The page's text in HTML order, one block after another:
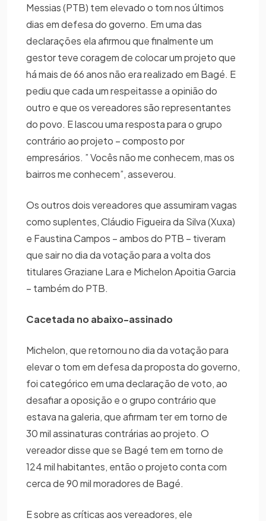
Messias (PTB) tem elevado o tom nos últimos
dias em defesa do governo. Em uma das
declarações ela afirmou que finalmente um
gestor teve coragem de colocar um projeto que
há mais de 66 anos não era realizado em Bagé. E
pediu que cada um respeitasse a opinião do
outro e que os vereadores são representantes
do povo. E lascou uma resposta para o grupo
contrário ao projeto – composto por
empresários. ” Vocês não me conhecem, mas os
bairros me conhecem”, asseverou.
Os outros dois vereadores que assumiram vagas
como suplentes, Cláudio Figueira da Silva (Xuxa)
e Faustina Campos – ambos do PTB – tiveram
que sair no dia da votação para a volta dos
titulares Graziane Lara e Michelon Apoitia Garcia
– também do PTB.
Cacetada no abaixo-assinado
Michelon, que retornou no dia da votação para
elevar o tom em defesa da proposta do governo,
foi categórico em uma declaração de voto, ao
desafiar a oposição e o grupo contrário que
estava na galeria, que afirmam ter em torno de
30 mil assinaturas contrárias ao projeto. O
vereador disse que se Bagé tem em torno de
124 mil habitantes, então o projeto conta com
cerca de 90 mil moradores de Bagé.
E sobre as críticas aos vereadores, ele